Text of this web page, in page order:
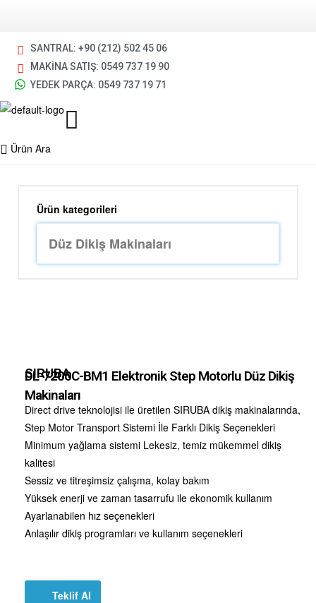
SANTRAL: +90 (212) 502 45 06
MAKİNA SATIŞ: 0549 737 19 90
YEDEK PARÇA: 0549 737 19 71
Ürün Ara
Ürün kategorileri
SIRUBA
DL-7200C-BM1 Elektronik Step Motorlu Düz Dikiş
Makinaları
Direct drive teknolojisi ile üretilen SIRUBA dikiş makinalarında,
Step Motor Transport Sistemi İle Farklı Dikiş Seçenekleri
Minimum yağlama sistemi Lekesiz, temiz mükemmel dikiş
kalitesi
Sessiz ve titreşimsiz çalışma, kolay bakım
Yüksek enerji ve zaman tasarrufu ile ekonomik kullanım
Ayarlanabilen hız seçenekleri
Anlaşılır dikiş programları ve kullanım seçenekleri
Teklif Al